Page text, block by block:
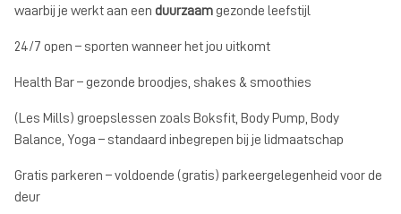
waarbij je werkt aan een duurzaamgezonde leefstijl
24/7 open – sporten wanneer het jou uitkomt
Health Bar – gezonde broodjes, shakes & smoothies
(Les Mills) groepslessen zoals Boksfit, Body Pump, Body
Balance, Yoga – standaard inbegrepen bij je lidmaatschap
Gratis parkeren – voldoende (gratis) parkeergelegenheid voor de
deur